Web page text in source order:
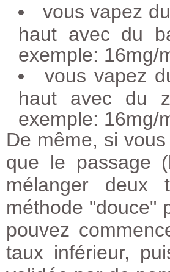
vous vapez
haut avec du
exemple: 16mg/
vous vapez
haut avec du
exemple: 16mg/
De même, si
que le passage
mélanger deux
méthode "douce"
pouvez
taux inférieur,